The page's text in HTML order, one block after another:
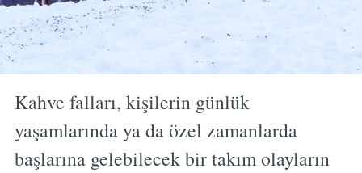
Kahve falları, kişilerin günlük
yaşamlarında ya da özel zamanlarda
başlarına gelebilecek bir takım olayların